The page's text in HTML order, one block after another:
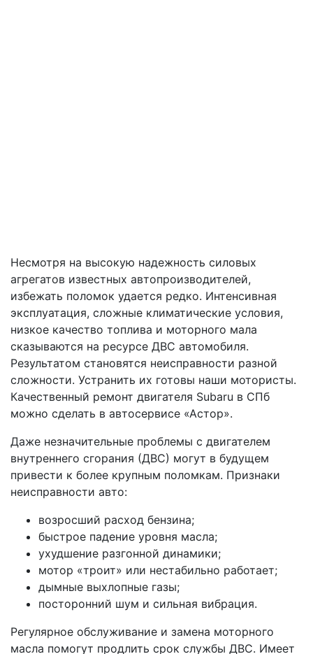
Несмотря на высокую надежность силовых
агрегатов известных автопроизводителей,
избежать поломок удается редко. Интенсивная
эксплуатация, сложные климатические условия,
низкое качество топлива и моторного мала
сказываются на ресурсе ДВС автомобиля.
Результатом становятся неисправности разной
сложности. Устранить их готовы наши мотористы.
Качественный ремонт двигателя Subaru в СПб
можно сделать в автосервисе «Астор».
Даже незначительные проблемы с двигателем
внутреннего сгорания (ДВС) могут в будущем
привести к более крупным поломкам. Признаки
неисправности авто:
возросший расход бензина;
быстрое падение уровня масла;
ухудшение разгонной динамики;
мотор «троит» или нестабильно работает;
дымные выхлопные газы;
посторонний шум и сильная вибрация.
Регулярное обслуживание и замена моторного
масла помогут продлить срок службы ДВС. Имеет